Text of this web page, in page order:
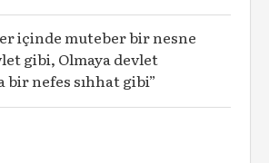
içinde muteber bir nesne
gibi, Olmaya devlet
bir nefes sıhhat gibi”